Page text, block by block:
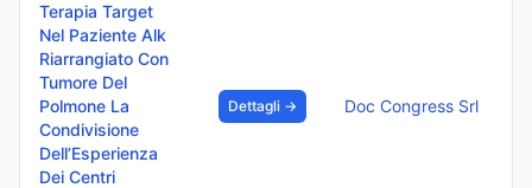
Terapia Target
Nel Paziente Alk
Riarrangiato Con
Tumore Del
Polmone La
Condivisione
Dell’Esperienza
Dei Centri
Dettagli → Doc Congress Srl